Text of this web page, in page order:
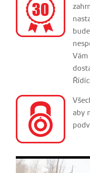
aby
Performance VW